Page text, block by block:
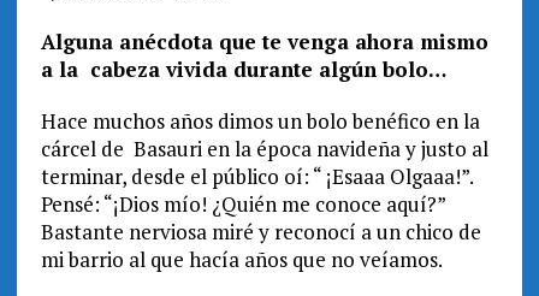
Alguna anécdota que te venga ahora mismo
a la cabeza vivida durante algún bolo…
Hace muchos años dimos un bolo benéfico en la
cárcel de Basauri en la época navideña y justo al
terminar, desde el público oí: “ ¡Esaaa Olgaaa!”.
Pensé: “¡Dios mío! ¿Quién me conoce aquí?”
Bastante nerviosa miré y reconocí a un chico de
mi barrio al que hacía años que no veíamos.